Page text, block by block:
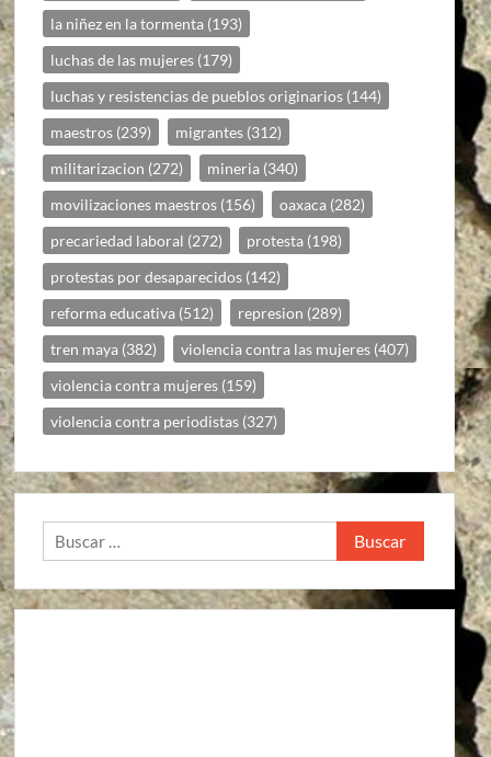
la niñez en la tormenta (193)
luchas de las mujeres (179)
luchas y resistencias de pueblos originarios (144)
maestros (239) migrantes (312)
militarizacion (272) mineria (340)
movilizaciones maestros (156) oaxaca (282)
precariedad laboral (272) protesta (198)
protestas por desaparecidos (142)
reforma educativa (512) represion (289)
tren maya (382) violencia contra las mujeres (407)
violencia contra mujeres (159)
violencia contra periodistas (327)
Buscar: